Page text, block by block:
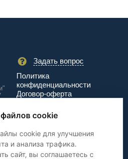
Задать вопрос
Политика
конфиденциальности
Договор-оферта
Сборка
cookie
cookie для улучшения
и анализа трафика.
сайт, вы соглашаетесь с